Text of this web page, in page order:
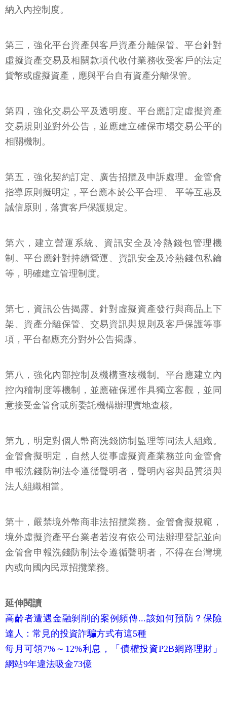
納入內控制度。
第三，強化平台資產與客戶資產分離保管。平台針對
虛擬資產交易及相關款項代收付業務收受客戶的法定
貨幣或虛擬資產，應與平台自有資產分離保管。
第四，強化交易公平及透明度。平台應訂定虛擬資產
交易規則並對外公告，並應建立確保市場交易公平的
相關機制。
第五，強化契約訂定、廣告招攬及申訴處理。金管會
指導原則擬明定，平台應本於公平合理、 平等互惠及
誠信原則，落實客戶保護規定。
第六，建立營運系統、資訊安全及冷熱錢包管理機
制。平台應針對持續營運、資訊安全及冷熱錢包私鑰
等，明確建立管理制度。
第七，資訊公告揭露。針對虛擬資產發行與商品上下
架、資產分離保管、交易資訊與規則及客戶保護等事
項，平台都應充分對外公告揭露。
第八，強化內部控制及機構查核機制。平台應建立內
控內稽制度等機制，並應確保運作具獨立客觀，並同
意接受金管會或所委託機構辦理實地查核。
第九，明定對個人幣商洗錢防制監理等同法人組織。
金管會擬明定，自然人從事虛擬資產業務並向金管會
申報洗錢防制法令遵循聲明者，聲明內容與品質須與
法人組織相當。
第十，嚴禁境外幣商非法招攬業務。金管會擬規範，
境外虛擬資產平台業者若沒有依公司法辦理登記並向
金管會申報洗錢防制法令遵循聲明者，不得在台灣境
內或向國內民眾招攬業務。
延伸閱讀
高齡者遭遇金融剝削的案例頻傳...該如何預防？保險
達人：常見的投資詐騙方式有這5種
每月可領7%～12%利息，「債權投資P2B網路理財」
網站9年違法吸金73億